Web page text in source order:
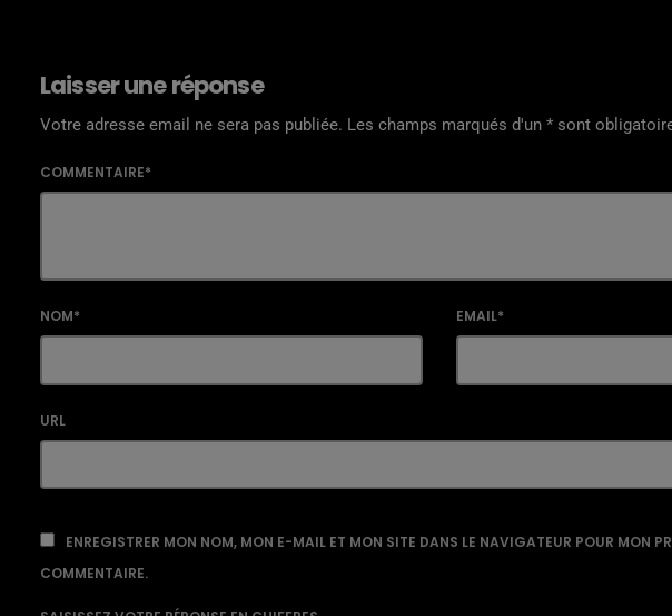
Laisser une réponse
Votre adresse email ne sera pas publiée. Les champs marqués d'un * sont
COMMENTAIRE*
NOM* EMAIL*
URL
ENREGISTRER MON NOM, MON E-MAIL ET MON SITE DANS LE NAVIGATEUR POUR MON
COMMENTAIRE.